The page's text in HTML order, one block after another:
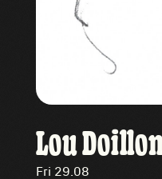
Lou
Fri 29.08